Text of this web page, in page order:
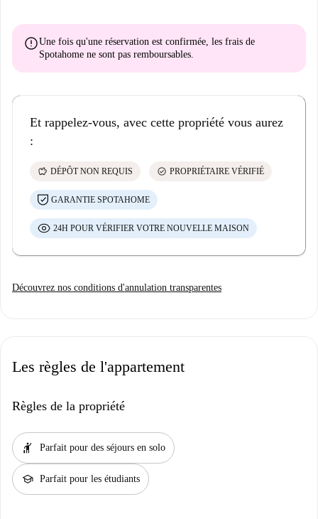
errorUne fois qu'une réservation est confirmée, les frais de
Spotahome ne sont pas remboursables.
Et rappelez-vous, avec cette propriété vous aurez
:
savings DÉPÔT NON REQUIS check_circle PROPRIÉTAIRE VÉRIFIÉ
GARANTIE SPOTAHOME
24H POUR VÉRIFIER VOTRE NOUVELLE MAISON
Découvrez nos conditions d'annulation transparentes
Les règles de l'appartement
Règles de la propriété
hail Parfait pour des séjours en solo
school Parfait pour les étudiants